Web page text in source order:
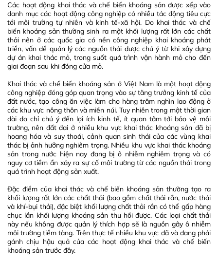
Các hoạt động khai thác và chế biến khoáng sản được xếp vào
danh mục các hoạt động công nghiệp có nhiều tác động tiêu cực
tới môi trường tự nhiên và kinh tế-xã hội. Do khai thác và chế
biến khoáng sản thường sinh ra một khối lượng rất lớn các chất
thải nên ở các quốc gia có nền công nghiệp khai khoáng phát
triển, vấn đề quản lý các nguồn thải được chú ý từ khi xây dựng
dự án khai thác mỏ, trong suốt quá trình vận hành mỏ cho đến
giai đoạn sau khi đóng cửa mỏ.
Khai thác và chế biến khoáng sản ở Việt Nam là một hoạt động
công nghiệp đóng góp quan trọng vào sự tăng trưởng kinh tế của
đất nước, tạo công ăn việc làm cho hàng trăm nghìn lao động ở
các khu vực nông thôn và miền núi. Tuy nhiên trong một thời gian
dài do chỉ chú ý đến lợi ích kinh tế, ít quan tâm tới bảo vệ môi
trường, nên đất đai ở nhiều khu vực khai thác khoáng sản đã bị
hoang hóa và suy thoái, cảnh quan sinh thái của các vùng khai
thác bị ảnh hưởng nghiêm trọng. Nhiều khu vực khai thác khoáng
sản trong nước hiện nay đang bị ô nhiễm nghiêm trọng và có
nguy cơ tiềm ẩn xảy ra sự cố môi trường từ các nguồn thải trong
quá trình hoạt động sản xuất.
Đặc điểm của khai thác và chế biến khoáng sản thường tạo ra
khối lượng rất lớn các chất thải (bao gồm chất thải rắn, nước thải
và khí-bụi thải), đặc biệt khối lượng chất thải rắn có thể gấp hàng
chục lần khối lượng khoáng sản thu hồi được. Các loại chất thải
này nếu không được quản lý thích hợp sẽ là nguồn gây ô nhiễm
môi trường tiềm tàng. Trên thực tế nhiều khu vực đã và đang phải
gánh chịu hậu quả của các hoạt động khai thác và chế biến
khoáng sản trước đây.